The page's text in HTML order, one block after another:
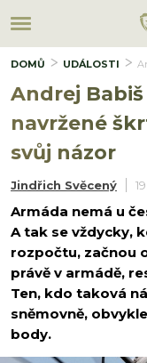
DOMŮ UDÁLOSTI
Andrej
navržené
svůj názor
Jindřich Svěcený
Armáda nemá u
A tak se vždycky,
rozpočtu, začnou
právě v armádě,
Ten, kdo taková
sněmovně,
body.